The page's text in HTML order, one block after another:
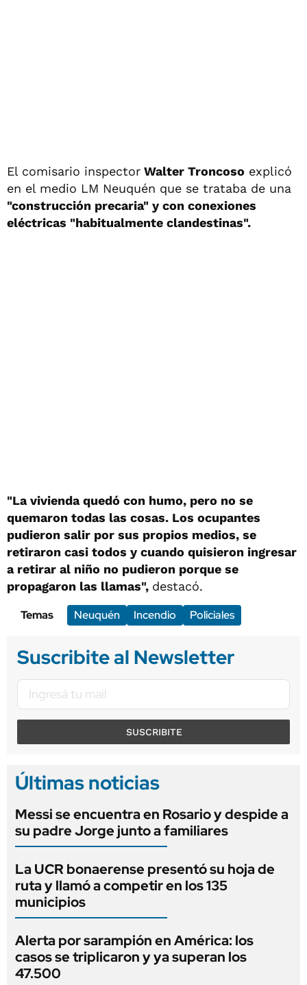
El comisario inspector Walter Troncoso explicó
en el medio LM Neuquén que se trataba de una
"construcción precaria" y con conexiones
eléctricas "habitualmente clandestinas".
"La vivienda quedó con humo, pero no se
quemaron todas las cosas. Los ocupantes
pudieron salir por sus propios medios, se
retiraron casi todos y cuando quisieron ingresar
a retirar al niño no pudieron porque se
propagaron las llamas", destacó.
Temas
Neuquén Incendio Policiales
Suscribite al Newsletter
SUSCRIBITE
Últimas noticias
Messi se encuentra en Rosario y despide a
su padre Jorge junto a familiares
La UCR bonaerense presentó su hoja de
ruta y llamó a competir en los 135
municipios
Alerta por sarampión en América: los
casos se triplicaron y ya superan los
47.500